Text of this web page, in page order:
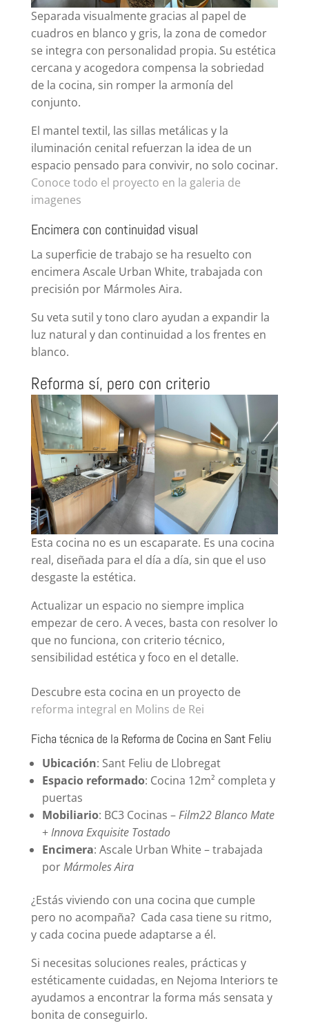
Separada visualmente gracias al papel de
cuadros en blanco y gris, la zona de comedor
se integra con personalidad propia. Su estética
cercana y acogedora compensa la sobriedad
de la cocina, sin romper la armonía del
conjunto.
El mantel textil, las sillas metálicas y la
iluminación cenital refuerzan la idea de un
espacio pensado para convivir, no solo cocinar.
Conoce todo el proyecto en la galeria de
imagenes
Encimera con continuidad visual
La superficie de trabajo se ha resuelto con
encimera Ascale Urban White, trabajada con
precisión por Mármoles Aira.
Su veta sutil y tono claro ayudan a expandir la
luz natural y dan continuidad a los frentes en
blanco.
Reforma sí, pero con criterio
Esta cocina no es un escaparate. Es una cocina
real, diseñada para el día a día, sin que el uso
desgaste la estética.
Actualizar un espacio no siempre implica
empezar de cero. A veces, basta con resolver lo
que no funciona, con criterio técnico,
sensibilidad estética y foco en el detalle.
Descubre esta cocina en un proyecto de
reforma integral en Molins de Rei
Ficha técnica de la Reforma de Cocina en Sant Feliu
Ubicación: Sant Feliu de Llobregat
Espacio reformado: Cocina 12m² completa y
puertas
Mobiliario: BC3 Cocinas –Film22 Blanco Mate
+Innova Exquisite Tostado
Encimera: Ascale Urban White – trabajada
porMármoles Aira
¿Estás viviendo con una cocina que cumple
pero no acompaña? Cada casa tiene su ritmo,
y cada cocina puede adaptarse a él.
Si necesitas soluciones reales, prácticas y
estéticamente cuidadas, en Nejoma Interiors te
ayudamos a encontrar la forma más sensata y
bonita de conseguirlo.